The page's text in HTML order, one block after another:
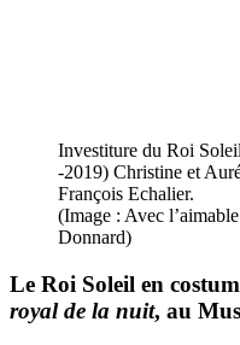
Investiture du Roi
-2019) Christine et
François Echalier.
(Image : Avec
Donnard)
Le Roi Soleil en
royal de la nuit, au